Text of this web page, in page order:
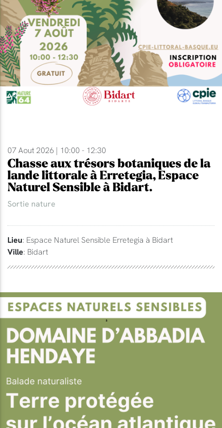
07 Aout 2026 | 10:00 - 12:30
Chasse aux trésors botaniques de la
lande littorale à Erretegia, Espace
Naturel Sensible à Bidart.
Sortie nature
Lieu: Espace Naturel Sensible Erretegia à Bidart
Ville: Bidart